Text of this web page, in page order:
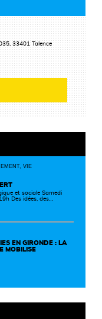
33401 Talence
VIE
et sociale Samedi
Des idées, des
et solidaire.
EN GIRONDE : LA
MOBILISE